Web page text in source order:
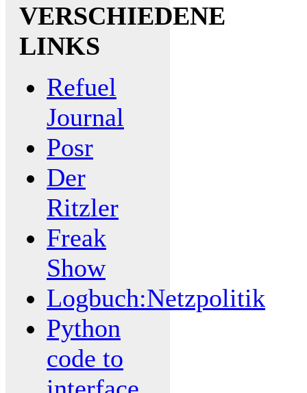
VERSCHIEDENE
LINKS
Refuel
Journal
Posr
Der
Ritzler
Freak
Show
Logbuch:Netzpolitik
Python
code to